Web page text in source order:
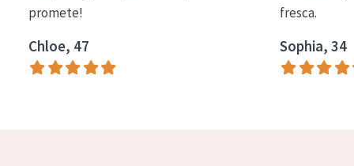
COLECCIÓN
Essentials
Lift+
promete!
Chloe, 47
fresca.
Sophia, 34